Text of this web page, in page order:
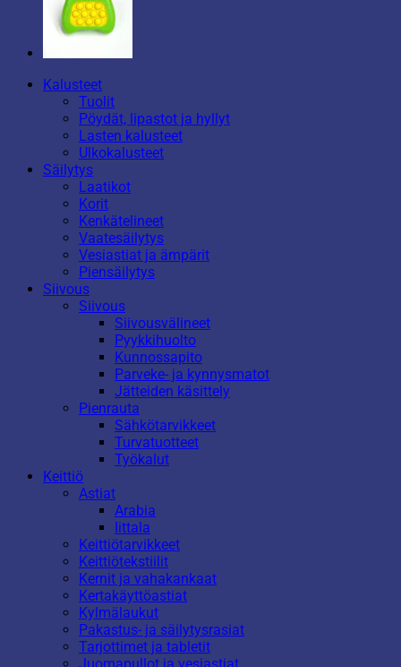
Kalusteet
Tuolit
Pöydät, lipastot ja hyllyt
Lasten kalusteet
Ulkokalusteet
Säilytys
Laatikot
Korit
Kenkätelineet
Vaatesäilytys
Vesiastiat ja ämpärit
Piensäilytys
Siivous
Siivous
Siivousvälineet
Pyykkihuolto
Kunnossapito
Parveke- ja kynnysmatot
Jätteiden käsittely
Pienrauta
Sähkötarvikkeet
Turvatuotteet
Työkalut
Keittiö
Astiat
Arabia
Iittala
Keittiötarvikkeet
Keittiötekstiilit
Kernit ja vahakankaat
Kertakäyttöastiat
Kylmälaukut
Pakastus- ja säilytysrasiat
Tarjottimet ja tabletit